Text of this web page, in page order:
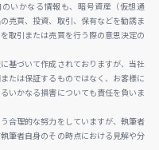
いかなる情報も、暗号資産（仮想通
売買、投資、取引、保有などを勧誘ま
取引または売買を行う際の意思決定の
基づいて作成されておりますが、当社
たは保証するものではなく、お客様に
いかなる損害についても責任を負いま
合理的な努力をしていますが、執筆者
筆者自身のその時点における見解や分